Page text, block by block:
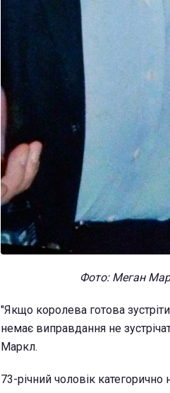
Фото: Меган
"Якщо королева готова
немає виправдання не
Маркл.
73-річний чоловік